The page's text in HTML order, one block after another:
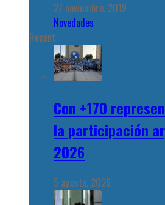
27 noviembre, 2019
Novedades
Recent
Con +170
la participación
2026
5 agosto, 2026